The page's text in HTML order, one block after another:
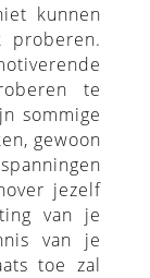
kunnen
proberen.
te
sommige
gewoon
jezelf
van je
van je
toe zal